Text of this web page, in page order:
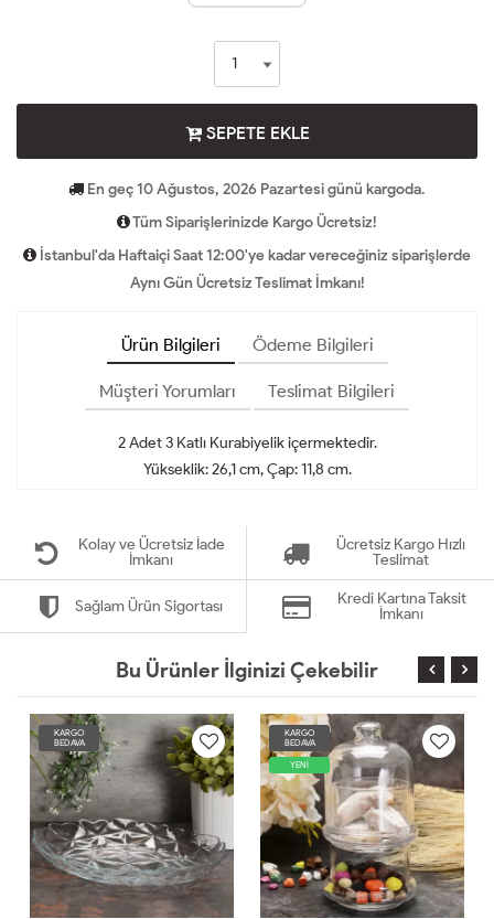
SEPETE EKLE
En geç 10 Ağustos, 2026 Pazartesi günü kargoda.
Tüm Siparişlerinizde Kargo Ücretsiz!
İstanbul'da Haftaiçi Saat 12:00'ye kadar vereceğiniz siparişlerde
Aynı Gün Ücretsiz Teslimat İmkanı!
Ürün Bilgileri Ödeme Bilgileri
Müşteri Yorumları Teslimat Bilgileri
2 Adet 3 Katlı Kurabiyelik içermektedir.
Yükseklik: 26,1 cm, Çap: 11,8 cm.
Kolay ve Ücretsiz İade
İmkanı
Ücretsiz Kargo Hızlı
Teslimat
Sağlam Ürün Sigortası
Kredi Kartına Taksit
İmkanı
Bu Ürünler İlginizi Çekebilir
KARGO
BEDAVA
KARGO
BEDAVA
YENİ